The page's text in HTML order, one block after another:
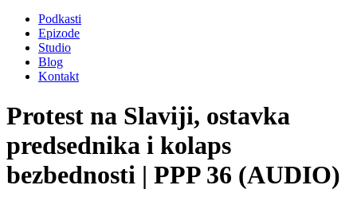
Podkasti
Epizode
Studio
Blog
Kontakt
Protest na Slaviji, ostavka
predsednika i kolaps
bezbednosti | PPP 36 (AUDIO)